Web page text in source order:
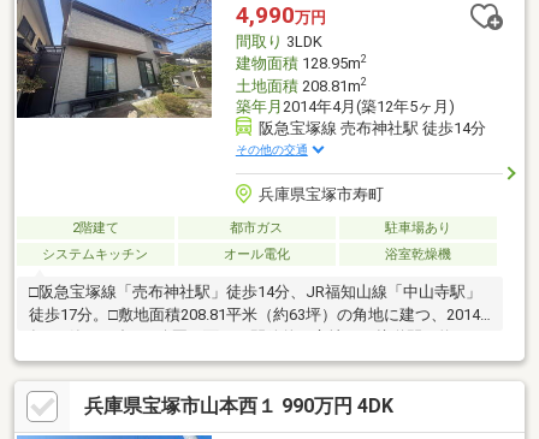
4,990万円
間取り 3LDK
建物面積128.95m2
土地面積208.81m2
築年月 2014年4月(築12年5ヶ月)
阪急宝塚線 売布神社駅 徒歩14分
その他の交通
兵庫県宝塚市寿町
2階建て 都市ガス
駐車場あり
システムキッチン
オール電化 浴室乾燥機
□阪急宝塚線「売布神社駅」徒歩14分、JR福知山線「中山寺駅」
徒歩17分。□敷地面積208.81平米（約63坪）の角地に建つ、2014
14.8mの整形地ならではの広がりを活かし、住まい全体にゆとり
が感じられる計画。□建物面積128.95平米の3LDKは、3か所のウォ
ークインクロゼットを備え、収納と居住空間のバランスが整えら
れています。□南東向きの庭は、日々の過ごし方に合わせて多目
兵庫県宝塚市山本西１ 990万円 4DK